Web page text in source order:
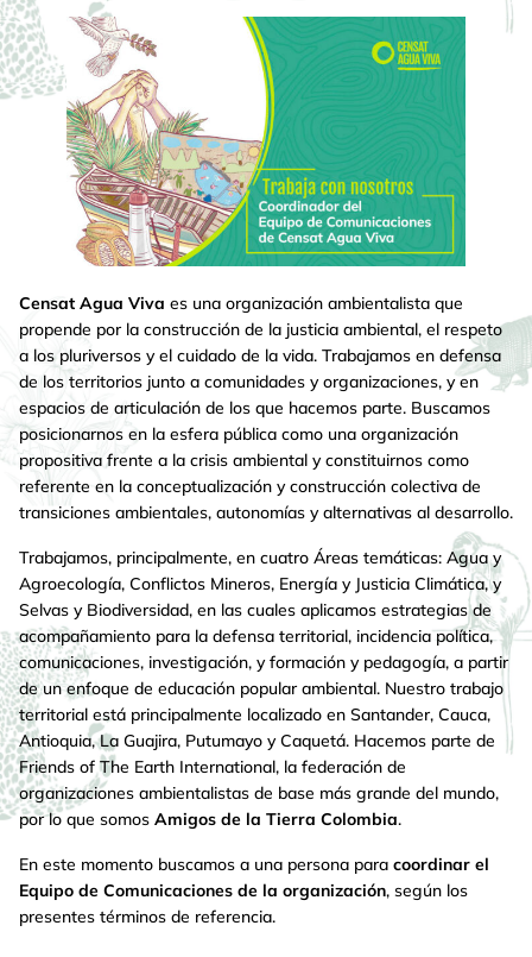
Censat Agua Viva es una organización ambientalista que
propende por la construcción de la justicia ambiental, el respeto
a los pluriversos y el cuidado de la vida. Trabajamos en defensa
de los territorios junto a comunidades y organizaciones, y en
espacios de articulación de los que hacemos parte. Buscamos
posicionarnos en la esfera pública como una organización
propositiva frente a la crisis ambiental y constituirnos como
referente en la conceptualización y construcción colectiva de
transiciones ambientales, autonomías y alternativas al desarrollo.
Trabajamos, principalmente, en cuatro Áreas temáticas: Agua y
Agroecología, Conflictos Mineros, Energía y Justicia Climática, y
Selvas y Biodiversidad, en las cuales aplicamos estrategias de
acompañamiento para la defensa territorial, incidencia política,
comunicaciones, investigación, y formación y pedagogía, a partir
de un enfoque de educación popular ambiental. Nuestro trabajo
territorial está principalmente localizado en Santander, Cauca,
Antioquia, La Guajira, Putumayo y Caquetá. Hacemos parte de
Friends of The Earth International, la federación de
organizaciones ambientalistas de base más grande del mundo,
por lo que somos Amigos de la Tierra Colombia.
En este momento buscamos a una persona para coordinar el
Equipo de Comunicaciones de la organización, según los
presentes términos de referencia.